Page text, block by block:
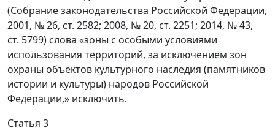
(Собрание законодательства Российской Федерации,
2001, № 26, ст. 2582; 2008, № 20, ст. 2251; 2014, № 43,
ст. 5799) слова «зоны с особыми условиями
использования территорий, за исключением зон
охраны объектов культурного наследия (памятников
истории и культуры) народов Российской
Федерации,» исключить.
Статья 3